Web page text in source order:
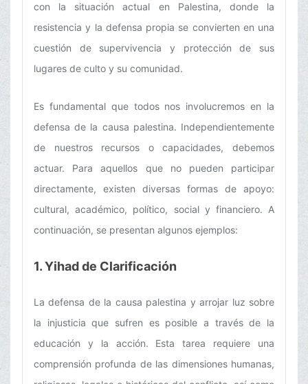
con la situación actual en Palestina, donde la
resistencia y la defensa propia se convierten en una
cuestión de supervivencia y protección de sus
lugares de culto y su comunidad.
Es fundamental que todos nos involucremos en la
defensa de la causa palestina. Independientemente
de nuestros recursos o capacidades, debemos
actuar. Para aquellos que no pueden participar
directamente, existen diversas formas de apoyo:
cultural, académico, político, social y financiero. A
continuación, se presentan algunos ejemplos:
1. Yihad de Clarificación
La defensa de la causa palestina y arrojar luz sobre
la injusticia que sufren es posible a través de la
educación y la acción. Esta tarea requiere una
comprensión profunda de las dimensiones humanas,